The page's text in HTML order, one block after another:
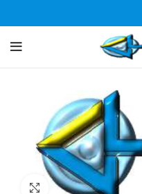
Click para agrandar